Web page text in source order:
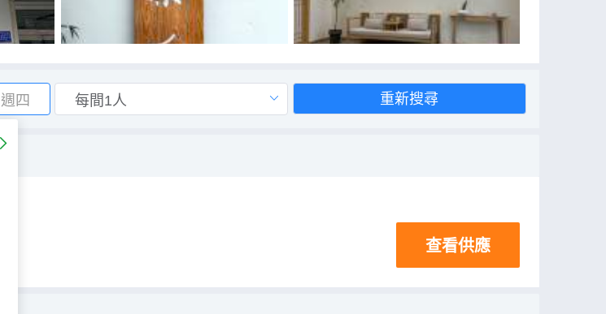
週四 重新搜尋
查看供應